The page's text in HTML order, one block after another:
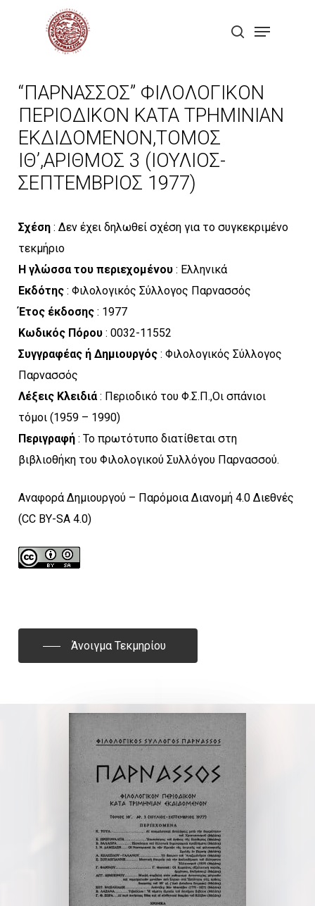
search
Menu
“ΠΑΡΝΑΣΣΟΣ” ΦΙΛΟΛΟΓΙΚΟΝ
ΠΕΡΙΟΔΙΚΟΝ ΚΑΤΑ ΤΡΗΜΙΝΙΑΝ
ΕΚΔΙΔΟΜΕΝΟΝ,ΤΟΜΟΣ
ΙΘ’,ΑΡΙΘΜΟΣ 3 (ΙΟΥΛΙΟΣ-
ΣΕΠΤΕΜΒΡΙΟΣ 1977)
Σχέση: Δεν έχει δηλωθεί σχέση για το συγκεκριμένο
τεκμήριο
Η γλώσσα του περιεχομένου: Ελληνικά
Εκδότης: Φιλολογικός Σύλλογος Παρνασσός
Έτος έκδοσης: 1977
Κωδικός Πόρου: 0032-11552
Συγγραφέας ή Δημιουργός: Φιλολογικός Σύλλογος
Παρνασσός
Λέξεις Κλειδιά: Περιοδικό του Φ.Σ.Π.,Οι σπάνιοι
τόμοι (1959 – 1990)
Περιγραφή: Το πρωτότυπο διατίθεται στη
βιβλιοθήκη του Φιλολογικού Συλλόγου Παρνασσού.
Αναφορά Δημιουργού – Παρόμοια Διανομή 4.0 Διεθνές
(CC BY-SA 4.0)
Άνοιγμα Τεκμηρίου